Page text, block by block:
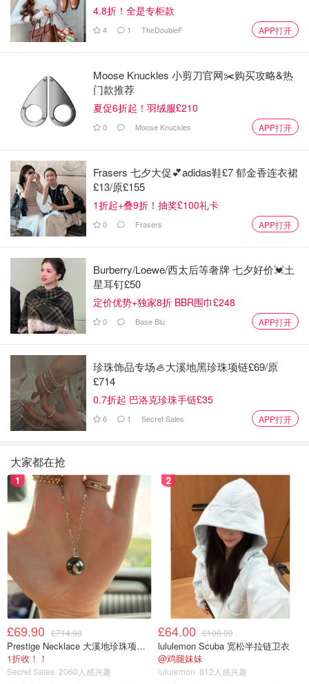
4.8折！全是专柜款
4 1 TheDoubleF APP打开
Moose Knuckles 小剪刀官网✂️购买攻略&热
门款推荐
夏促6折起！羽绒服£210
0 Moose Knuckles APP打开
Frasers 七夕大促💕adidas鞋£7 郁金香连衣裙
£13/原£155
1折起+叠9折！抽奖£100礼卡
0 Frasers APP打开
Burberry/Loewe/西太后等奢牌 七夕好价💓土
星耳钉£50
定价优势+独家8折 BBR围巾£248
0 Base Blu APP打开
珍珠饰品专场🦪大溪地黑珍珠项链£69/原
£714
0.7折起 巴洛克珍珠手链£35
6 1 Secret Sales APP打开
大家都在抢
1
£69.90 £714.90
Prestige Necklace 大溪地珍珠项链 10-11mm
1折收！！
Secret Sales 2060人感兴趣
2
£64.00 £108.00
lululemon Scuba 宽松半拉链卫衣
@鸡腿妹妹
lululemon 812人感兴趣